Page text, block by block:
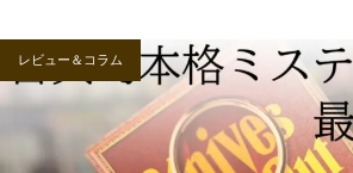
レビュー＆コラム